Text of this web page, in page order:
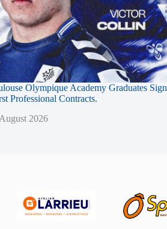
Olympique Academy Graduates Sign
Professional Contracts.
2026